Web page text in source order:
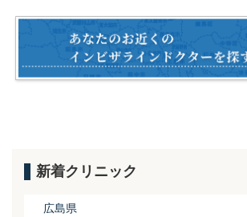
o
k
新着クリニック
広島県